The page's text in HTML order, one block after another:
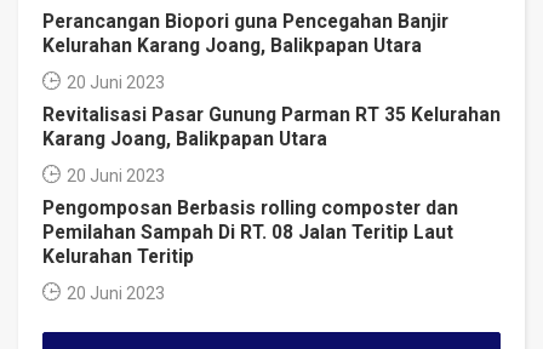
Perancangan Biopori guna Pencegahan Banjir
Kelurahan Karang Joang, Balikpapan Utara
20 Juni 2023
Revitalisasi Pasar Gunung Parman RT 35 Kelurahan
Karang Joang, Balikpapan Utara
20 Juni 2023
Pengomposan Berbasis rolling composter dan
Pemilahan Sampah Di RT. 08 Jalan Teritip Laut
Kelurahan Teritip
20 Juni 2023